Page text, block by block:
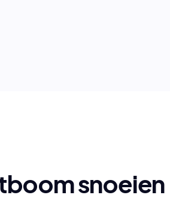
snoeien